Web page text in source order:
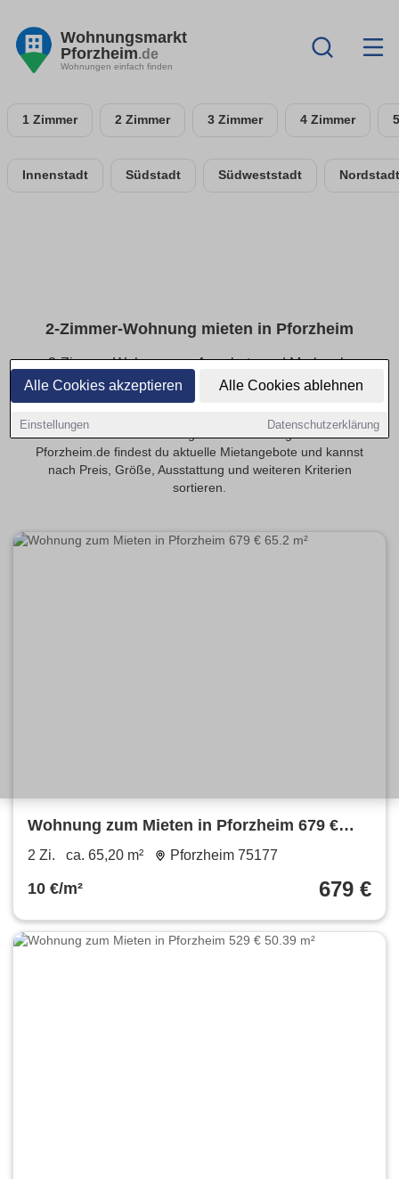
Alle Cookies akzeptieren Alle Cookies ablehnen
Einstellungen Datenschutzerklärung
Wohnungsmarkt
Pforzheim.de
Wohnungen einfach finden
1 Zimmer 2 Zimmer 3 Zimmer 4 Zimmer
Innenstadt Südstadt Südweststadt Nordstadt
2-Zimmer-Wohnung mieten in Pforzheim
2-Zimmer-Wohnungen: Angebote und Merkmale
vergleichen
Paaren und Berufstätigen. Auf Wohnungsmarkt-
Pforzheim.de findest du aktuelle Mietangebote und kannst
nach Preis, Größe, Ausstattung und weiteren Kriterien
sortieren.
Wohnung zum Mieten in Pforzheim 679 €
65.2 m²
2 Zi. ca. 65,20 m² Pforzheim 75177
10 €/m² 679 €